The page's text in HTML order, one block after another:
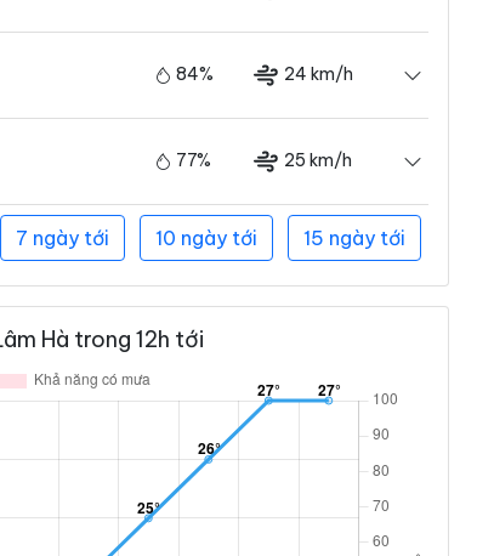
84% 24 km/h
77% 25 km/h
7 ngày tới 10 ngày tới 15 ngày tới
Hà trong 12h tới